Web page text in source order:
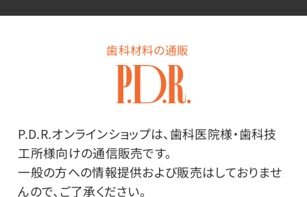
歯科材料の通販
P.D.R.オンラインショップは、歯科医院様・歯科技
工所様向けの通信販売です。
一般の方への情報提供および販売はしておりませ
んので、ご了承ください。
商品番号：50-7624
在庫：